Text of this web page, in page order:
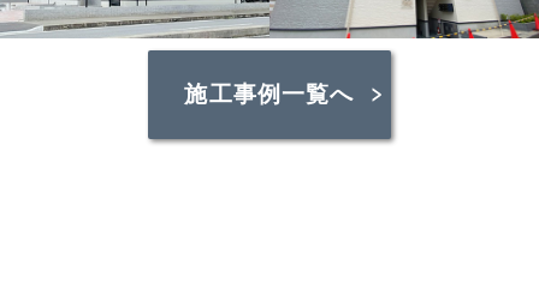
施工事例一覧へ